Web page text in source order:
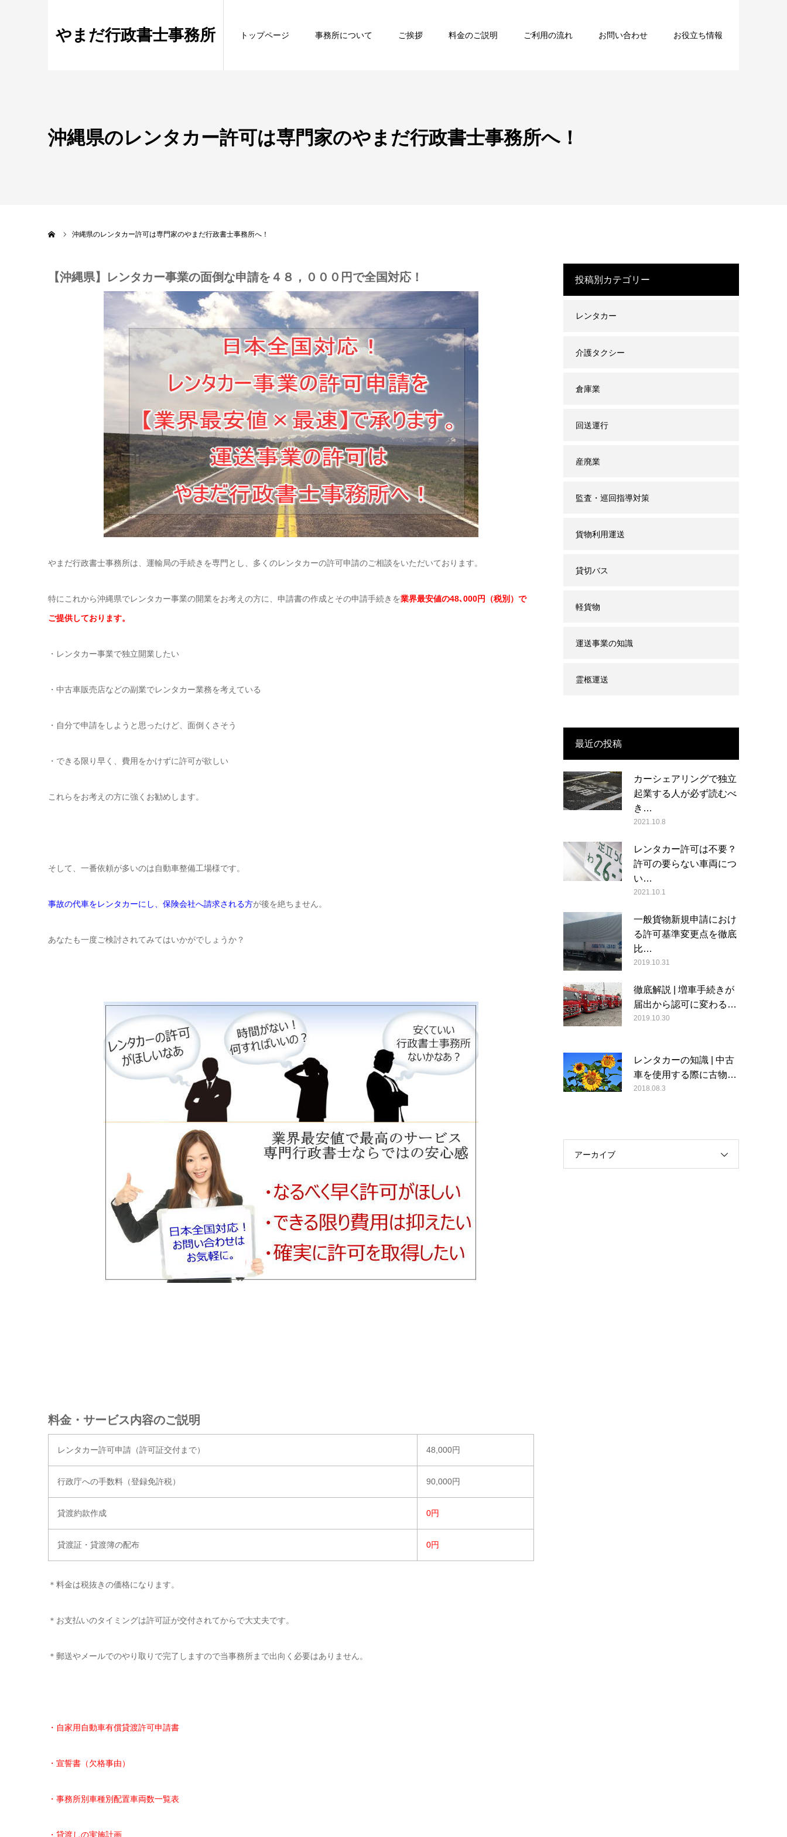
やまだ行政書士事務所 トップページ 事務所について ご挨拶 料金のご説明 ご利用の流れ お問い合わせ お役立ち情報
沖縄県のレンタカー許可は専門家のやまだ行政書士事務所へ！
沖縄県のレンタカー許可は専門家のやまだ行政書士事務所へ！
【沖縄県】レンタカー事業の面倒な申請を４８，０００円で全国対応！
やまだ行政書士事務所は、運輸局の手続きを専門とし、多くのレンタカーの許可申請のご相談をいただいております。
特にこれから沖縄県でレンタカー事業の開業をお考えの方に、申請書の作成とその申請手続きを業界最安値の48､000円（税別）で
ご提供しております。
・レンタカー事業で独立開業したい
・中古車販売店などの副業でレンタカー業務を考えている
・自分で申請をしようと思ったけど、面倒くさそう
・できる限り早く、費用をかけずに許可が欲しい
これらをお考えの方に強くお勧めします。
そして、一番依頼が多いのは自動車整備工場様です。
事故の代車をレンタカーにし、保険会社へ請求される方が後を絶ちません。
あなたも一度ご検討されてみてはいかがでしょうか？
料金・サービス内容のご説明
レンタカー許可申請（許可証交付まで） 48,000円
行政庁への手数料（登録免許税） 90,000円
貸渡約款作成 0円
貸渡証・貸渡簿の配布 0円
＊料金は税抜きの価格になります。
＊お支払いのタイミングは許可証が交付されてからで大丈夫です。
＊郵送やメールでのやり取りで完了しますので当事務所まで出向く必要はありません。
・自家用自動車有償貸渡許可申請書
・宣誓書（欠格事由）
・事務所別車種別配置車両数一覧表
・貸渡しの実施計画
投稿別カテゴリー
レンタカー
介護タクシー
倉庫業
回送運行
産廃業
監査・巡回指導対策
貨物利用運送
貸切バス
軽貨物
運送事業の知識
霊柩運送
最近の投稿
カーシェアリングで独立
起業する人が必ず読むべ
き…
2021.10.8
レンタカー許可は不要？
許可の要らない車両につ
い…
2021.10.1
一般貨物新規申請におけ
る許可基準変更点を徹底
比…
2019.10.31
徹底解説 | 増車手続きが
届出から認可に変わる…
2019.10.30
レンタカーの知識 | 中古
車を使用する際に古物…
2018.08.3
アーカイブ